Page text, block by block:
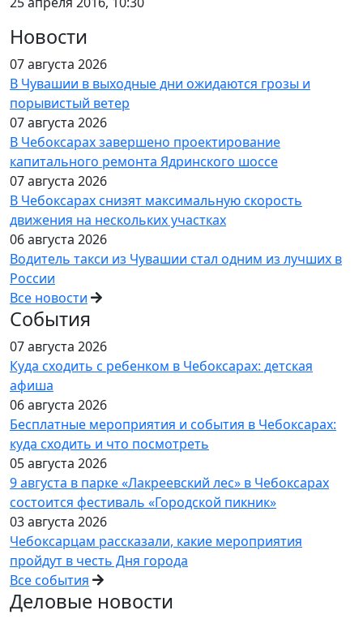
Новости
07 августа 2026
В Чувашии в выходные дни ожидаются грозы и
порывистый ветер
07 августа 2026
В Чебоксарах завершено проектирование
капитального ремонта Ядринского шоссе
07 августа 2026
В Чебоксарах снизят максимальную скорость
движения на нескольких участках
06 августа 2026
Водитель такси из Чувашии стал одним из лучших в
России
Все новости
События
07 августа 2026
Куда сходить с ребенком в Чебоксарах: детская
афиша
06 августа 2026
Бесплатные мероприятия и события в Чебоксарах:
куда сходить и что посмотреть
05 августа 2026
9 августа в парке «Лакреевский лес» в Чебоксарах
состоится фестиваль «Городской пикник»
03 августа 2026
Чебоксарцам рассказали, какие мероприятия
пройдут в честь Дня города
Все события
Деловые новости